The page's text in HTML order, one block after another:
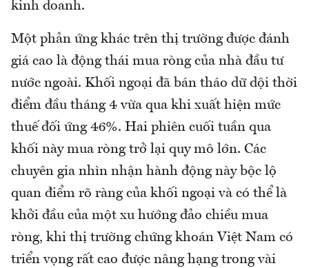
kinh doanh.
Một phản ứng khác trên thị trường được đánh
giá cao là động thái mua ròng của nhà đầu tư
nước ngoài. Khối ngoại đã bán tháo dữ dội thời
điểm đầu tháng 4 vừa qua khi xuất hiện mức
thuế đối ứng 46%. Hai phiên cuối tuần qua
khối này mua ròng trở lại quy mô lớn. Các
chuyên gia nhìn nhận hành động này bộc lộ
quan điểm rõ ràng của khối ngoại và có thể là
khởi đầu của một xu hướng đảo chiều mua
ròng, khi thị trường chứng khoán Việt Nam có
triển vọng rất cao được nâng hạng trong vài